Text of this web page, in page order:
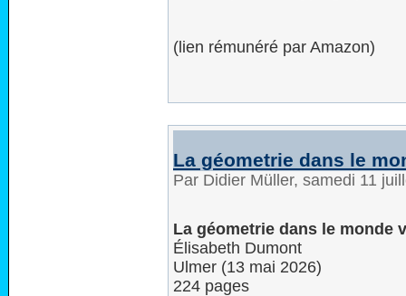
(lien rémunéré par Amazon)
La géometrie dans le
Par Didier Müller, samedi 11
La géometrie dans le monde
Élisabeth Dumont
Ulmer (13 mai 2026)
224 pages